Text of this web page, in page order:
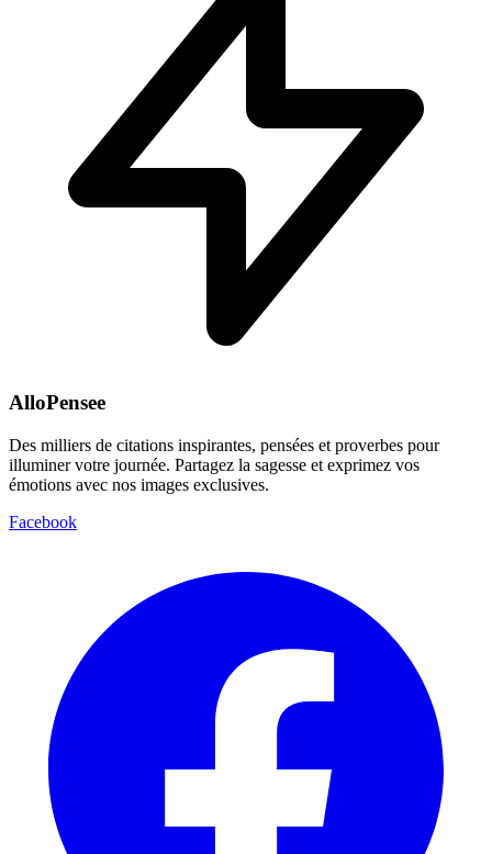
AlloPensee
Des milliers de citations inspirantes, pensées et proverbes pour
illuminer votre journée. Partagez la sagesse et exprimez vos
émotions avec nos images exclusives.
Facebook